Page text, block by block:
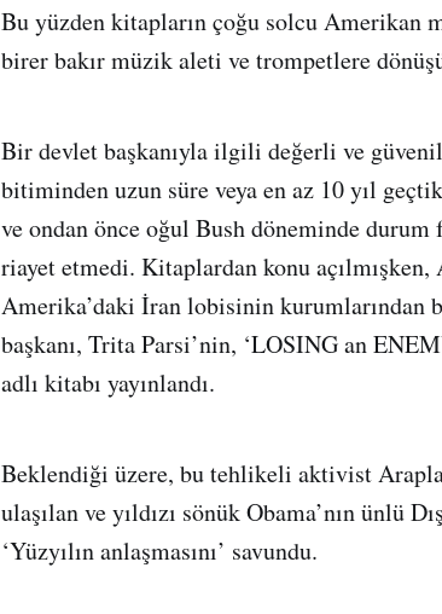
Bu yüzden kitapların çoğu solcu Amerikan
birer bakır müzik aleti ve trompetlere
Bir devlet başkanıyla ilgili değerli ve
bitiminden uzun süre veya en az 10 yıl
ve ondan önce oğul Bush döneminde
riayet etmedi. Kitaplardan konu
Amerika’daki İran lobisinin
başkanı, Trita Parsi’nin, ‘LOSING an
adlı kitabı yayınlandı.
Beklendiği üzere, bu tehlikeli aktivist
ulaşılan ve yıldızı sönük Obama’nın ünlü
‘Yüzyılın anlaşmasını’ savundu.